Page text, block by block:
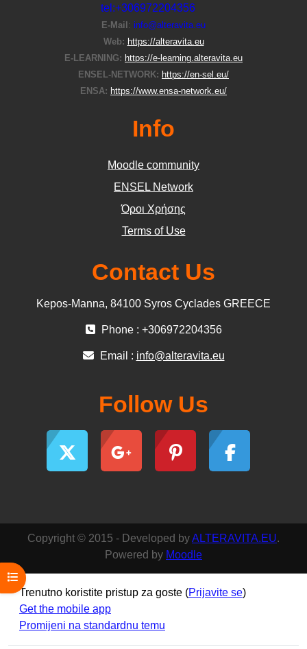
Open course index
tel:+306972204356
E-Μail : info@alteravita.eu
Web: https://alteravita.eu
E-LEARNING: https://e-learning.alteravita.eu
ENSEL-NETWORK: https://en-sel.eu/
ENSA: https://www.ensa-network.eu/
Info
Moodle community
ΕΝSEL Network
Όροι Χρήσης
Terms of Use
Contact Us
Kepos-Manna, 84100 Syros Cyclades GREECE
Phone : +306972204356
Email : info@alteravita.eu
Follow Us
Copyright © 2015 - Developed byALTERAVITA.EU.
Powered by Moodle
Trenutno koristite pristup za goste (Prijavite se)
Get the mobile app
Promijeni na standardnu temu